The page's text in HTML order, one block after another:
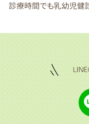
診療時間でも乳幼児健